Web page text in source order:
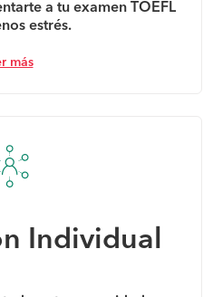
a tu examen TOEFL
estrés.
más
Individual